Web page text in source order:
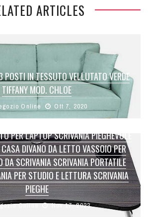
ARTICLES
POSTI IN TESSUTO VELLUTATO VERDE
TIFFANY MOD. CHLOE
Online Ott 7, 2020
PER LAPTOP SCRIVANIA PIEGHEVOLE
DIVANO DA LETTO VASSOIO PER
DA SCRIVANIA SCRIVANIA PORTATILE
PER STUDIO E LETTURA SCRIVANIA
PIEGHE
Online Nov 17, 2023